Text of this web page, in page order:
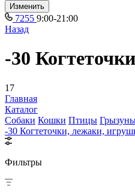
Изменить
7255 9:00-21:00
Назад
-30
17
Главная
Каталог
Собаки Кошки Птицы
-30 Когтеточки, лежаки,
Фильтры